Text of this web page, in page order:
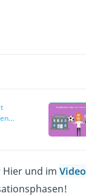
Hier und im Video